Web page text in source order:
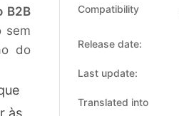
B2B
sem
do
às
Compatibility
Release date:
Last update:
Translated into